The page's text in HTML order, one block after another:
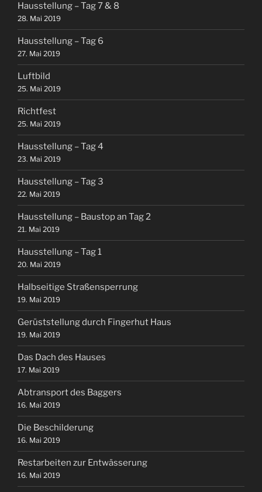
Hausstellung – Tag 7 & 8
28. Mai 2019
Hausstellung – Tag 6
27. Mai 2019
Luftbild
25. Mai 2019
Richtfest
25. Mai 2019
Hausstellung – Tag 4
23. Mai 2019
Hausstellung – Tag 3
22. Mai 2019
Hausstellung – Baustop an Tag 2
21. Mai 2019
Hausstellung – Tag 1
20. Mai 2019
Halbseitige Straßensperrung
19. Mai 2019
Gerüststellung durch Fingerhut Haus
19. Mai 2019
Das Dach des Hauses
17. Mai 2019
Abtransport des Baggers
16. Mai 2019
Die Beschilderung
16. Mai 2019
Restarbeiten zur Entwässerung
16. Mai 2019